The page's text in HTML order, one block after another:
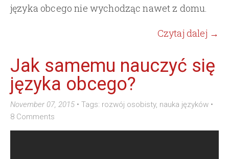
języka obcego nie wychodząc nawet z domu.
Czytaj dalej →
Jak samemu nauczyć się
języka obcego?
November 07, 2015 • Tags: rozwój osobisty, nauka języków •
8 Comments